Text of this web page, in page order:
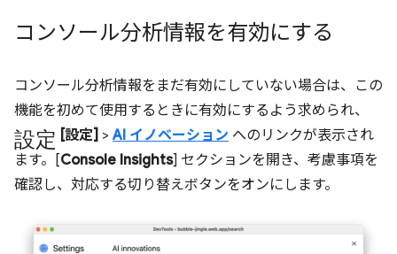
コンソール分析情報を有効にする
コンソール分析情報をまだ有効にしていない場合は、この
機能を初めて使用するときに有効にするよう求められ、
設定 [設定] >AI イノベーション へのリンクが表示され
ます。[Console Insights] セクションを開き、考慮事項を
確認し、対応する切り替えボタンをオンにします。